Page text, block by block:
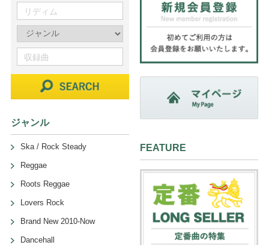
ジャンル
Ska / Rock Steady
Reggae
Roots Reggae
Lovers Rock
Brand New 2010-Now
Dancehall
FEATURE